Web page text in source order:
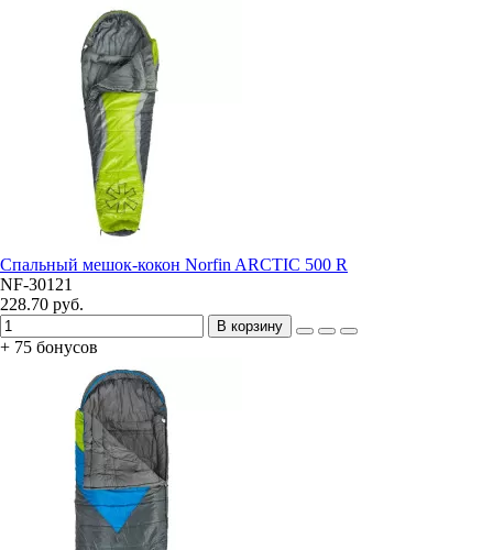
Спальный мешок-кокон Norfin ARCTIC 500 R
NF-30121
228.70 руб.
В корзину
+ 75 бонусов